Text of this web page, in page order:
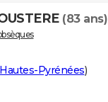
(83 ans)
Hautes-Pyrénées)